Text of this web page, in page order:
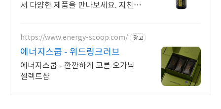
서 다양한 제품을 만나보세요. 지친
https://www.energy-scoop.com/ 광고
에너지스쿱 - 위드링크러브
에너지스쿱 - 깐깐하게 고른 오가닉
셀렉트샵